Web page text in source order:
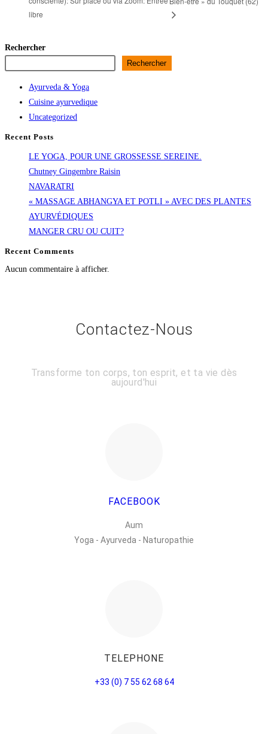
libre
Rechercher
Rechercher
Ayurveda & Yoga
Cuisine ayurvedique
Uncategorized
Recent Posts
LE YOGA, POUR UNE GROSSESSE SEREINE.
Chutney Gingembre Raisin
NAVARATRI
« MASSAGE ABHANGYA ET POTLI » AVEC DES PLANTES
AYURVÉDIQUES
MANGER CRU OU CUIT?
Recent Comments
Aucun commentaire à afficher.
Contactez-Nous
Transforme ton corps, ton esprit, et ta vie dès
aujourd'hui
FACEBOOK
Aum
Yoga - Ayurveda - Naturopathie
TELEPHONE
+33 (0) 7 55 62 68 64